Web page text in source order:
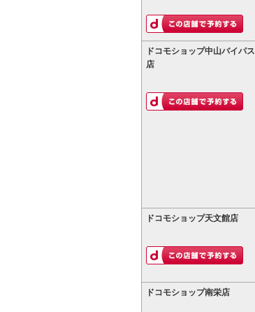
ドコモショップ中山バイパス
店
ドコモショップ天文館店
ドコモショップ南栄店